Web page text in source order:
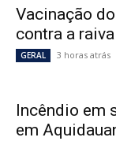
Vacinação
contra a raiva
GERAL 3 horas atrás
Incêndio em
em